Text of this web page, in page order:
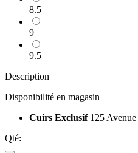
8.5
9
9.5
Description
Disponibilité en magasin
Cuirs Exclusif 125
Qté: